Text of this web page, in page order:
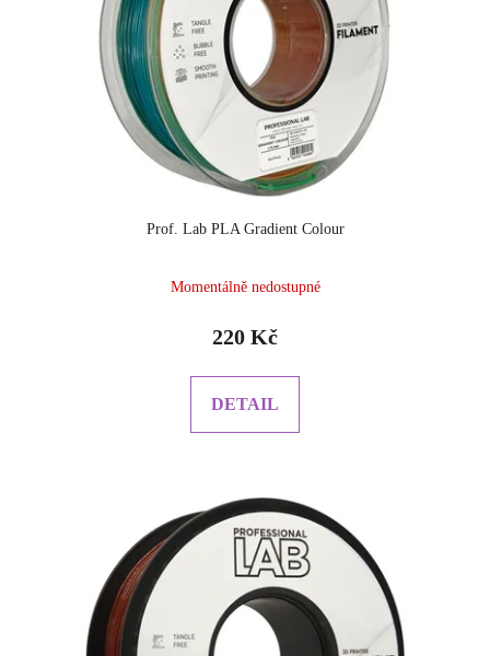
Prof. Lab PLA Gradient Colour
Momentálně nedostupné
220 Kč
DETAIL